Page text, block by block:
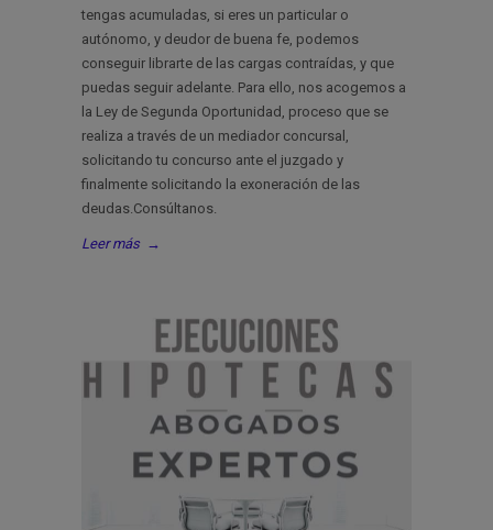
tengas acumuladas, si eres un particular o
autónomo, y deudor de buena fe, podemos
conseguir librarte de las cargas contraídas, y que
puedas seguir adelante. Para ello, nos acogemos a
la Ley de Segunda Oportunidad, proceso que se
realiza a través de un mediador concursal,
solicitando tu concurso ante el juzgado y
finalmente solicitando la exoneración de las
deudas.Consúltanos.
Leer más →